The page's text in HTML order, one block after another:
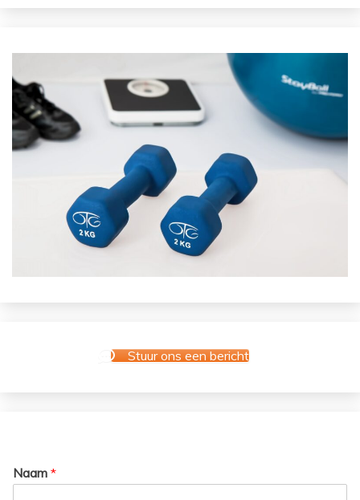
Stuur ons een bericht
Naam *